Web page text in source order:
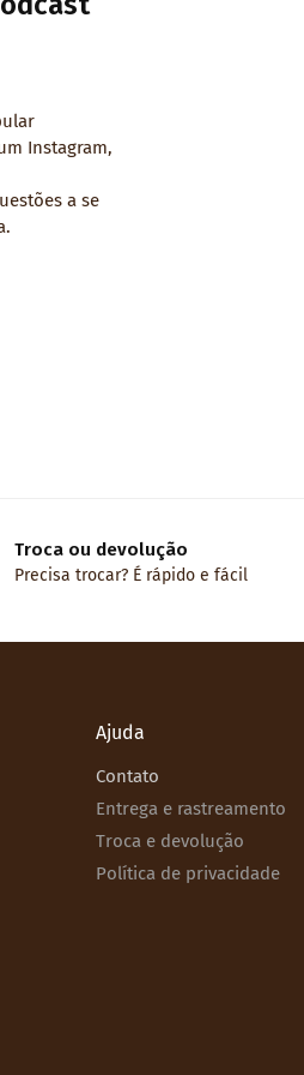
Instagram,
a se
Troca ou devolução
Precisa trocar? É rápido e fácil
Ajuda
Contato
Entrega e rastreamento
Troca e devolução
Política de privacidade